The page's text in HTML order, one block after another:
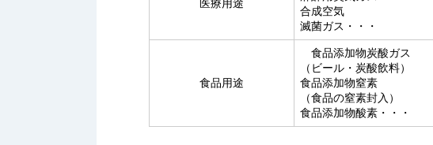
医療用途
合成空気
滅菌ガス・・・
食品用途
食品添加物炭酸ガス
（ビール・炭酸飲料）
食品添加物窒素
（食品の窒素封入）
食品添加物酸素・・・